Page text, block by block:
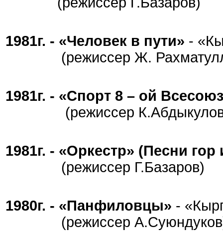
1981г. - «Человек в пути» -
(режиссер Ж.
1981г. - «Спорт 8 – ой
(режиссер
1981г. - «Оркестр» (Песни
(режиссер Г.Базаров)
1980г. - «Панфиловцы» -
(режиссер